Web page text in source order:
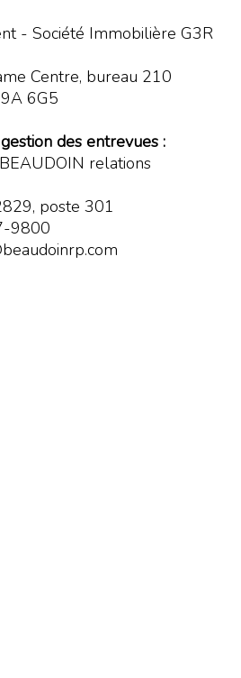
- Société Immobilière G3R
Centre, bureau 210
6G5
des entrevues :
relations
poste 301
9800